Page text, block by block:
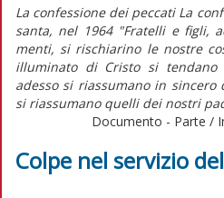
La confessione dei peccati La
santa, nel 1964 "Fratelli e figli,
menti, si rischiarino le nostre
illuminato di Cristo si
adesso si riassumano in
si riassumano quelli dei nostri
Documento - Parte /
Colpe nel servizio